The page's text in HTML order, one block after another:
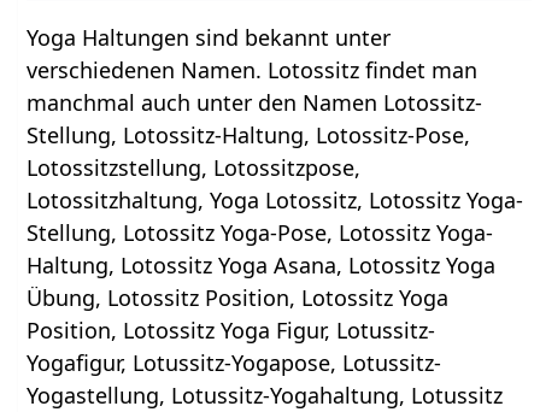
Yoga Haltungen sind bekannt unter
verschiedenen Namen. Lotossitz findet man
manchmal auch unter den Namen Lotossitz-
Stellung, Lotossitz-Haltung, Lotossitz-Pose,
Lotossitzstellung, Lotossitzpose,
Lotossitzhaltung, Yoga Lotossitz, Lotossitz Yoga-
Stellung, Lotossitz Yoga-Pose, Lotossitz Yoga-
Haltung, Lotossitz Yoga Asana, Lotossitz Yoga
Übung, Lotossitz Position, Lotossitz Yoga
Position, Lotossitz Yoga Figur, Lotussitz-
Yogafigur, Lotussitz-Yogapose, Lotussitz-
Yogastellung, Lotussitz-Yogahaltung, Lotussitz